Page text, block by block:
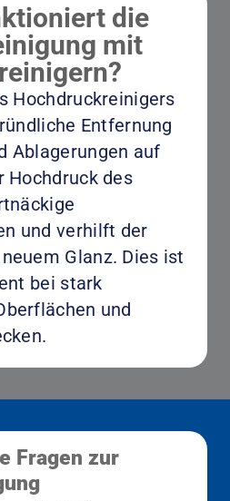
die
mit
Hochdruckreinigers
Entfernung
Ablagerungen auf
Hochdruck des
und verhilft der
Glanz. Dies ist
bei stark
und
Fragen zur